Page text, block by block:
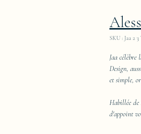
SKU : Jaa 2
Jaa
Design,
et simple,
Habillée de
d'appoint